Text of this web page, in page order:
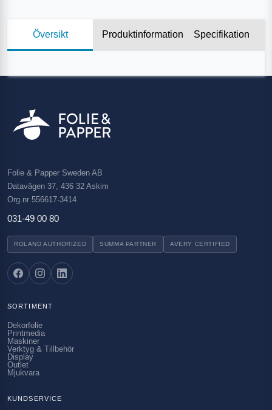
Översikt Produktinformation Specifikation
Folie & Papper Sweden AB
Datavägen 37, 436 32 Askim
Org.nr 556617-3414
031-49 00 80
ROLAND AUTHORIZED SUMMA PARTNER AVERY CERTIFIED
SORTIMENT
Dekorfolie
Printmedia
Maskiner
Verktyg & Tillbehör
Display
Outlet
Mjukvara
KUNDSERVICE